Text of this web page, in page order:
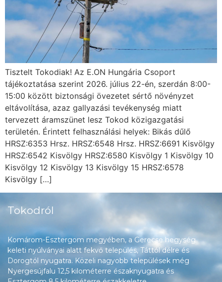
Tisztelt Tokodiak! Az E.ON Hungária Csoport
tájékoztatása szerint 2026. július 22-én, szerdán 8:00-
15:00 között biztonsági övezetet sértő növényzet
eltávolítása, azaz gallyazási tevékenység miatt
tervezett áramszünet lesz Tokod közigazgatási
területén. Érintett felhasználási helyek: Bikás dűlő
HRSZ:6353 Hrsz. HRSZ:6548 Hrsz. HRSZ:6691 Kisvölgy
HRSZ:6542 Kisvölgy HRSZ:6580 Kisvölgy 1 Kisvölgy 10
Kisvölgy 12 Kisvölgy 13 Kisvölgy 15 HRSZ:6578
Kisvölgy […]
Tokodról
Komárom-Esztergom megyében, a Gerecse hegység
keleti nyúlványai alatt fekvő település, Táttól délre és
Dorogtól nyugatra. Közeli nagyobb települések még
Nyergesújfalu 12,5 kilométerre északnyugatra és